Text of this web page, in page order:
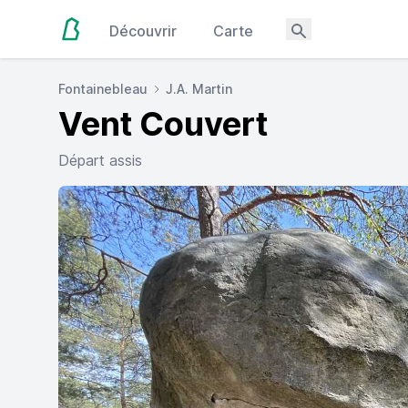
Découvrir Carte
Fontainebleau J.A. Martin
Vent Couvert
Départ assis